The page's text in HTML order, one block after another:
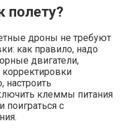
полету?
дроны не требуют
как правило, надо
двигатели,
настроить
клеммы питания
с